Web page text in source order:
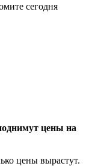
сегодня
цены на
цены вырастут.